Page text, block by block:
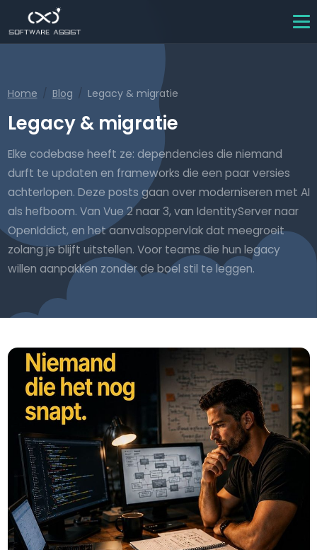
Home Blog Legacy & migratie
Legacy & migratie
Elke codebase heeft ze: dependencies die niemand
durft te updaten en frameworks die een paar versies
achterlopen. Deze posts gaan over moderniseren met AI
als hefboom. Van Vue 2 naar 3, van IdentityServer naar
OpenIddict, en het aanvalsoppervlak dat meegroeit
zolang je blijft uitstellen. Voor teams die hun legacy
willen aanpakken zonder de boel stil te leggen.